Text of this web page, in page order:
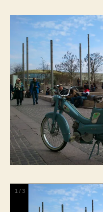
1 / 3